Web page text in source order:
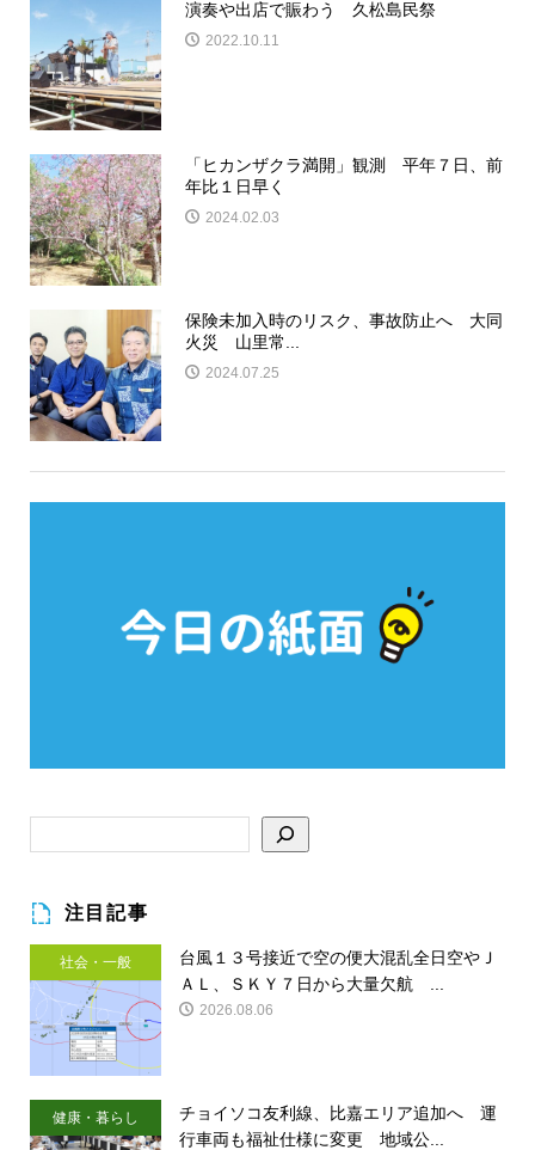
演奏や出店で賑わう 久松島民祭
2022.10.11
「ヒカンザクラ満開」観測 平年７日、前
年比１日早く
2024.02.03
保険未加入時のリスク、事故防止へ 大同
火災 山里常...
2024.07.25
注目記事
社会・一般
台風１３号接近で空の便大混乱全日空やＪ
ＡＬ、ＳＫＹ７日から大量欠航 ...
2026.08.06
健康・暮らし
チョイソコ友利線、比嘉エリア追加へ 運
行車両も福祉仕様に変更 地域公...